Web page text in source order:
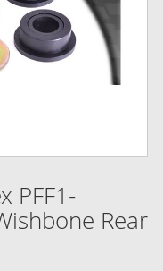
PFF1-
Rear